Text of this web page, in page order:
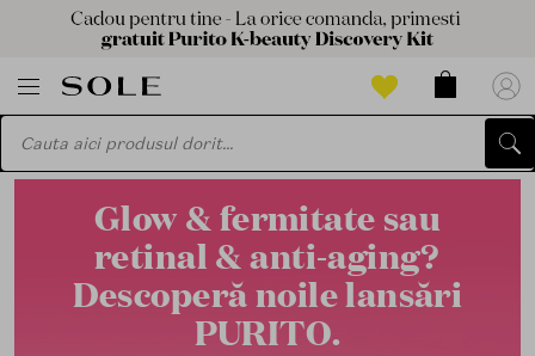
Glow & fermitate sau
retinal & anti-aging?
Descoperă noile lansări
PURITO.